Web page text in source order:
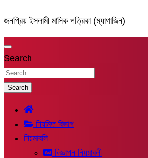
জনপ্রিয় ইসলামী মাসিক পত্রিকা (ম্যাগাজিন)
Search
Search
নিয়মিত বিভাগ
নিয়মাবলি
বিজ্ঞাপন নিয়মাবলী